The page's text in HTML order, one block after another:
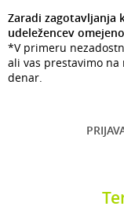
Zaradi zagotavljanja
udeležencev
*V primeru
ali vas prestavimo
denar.